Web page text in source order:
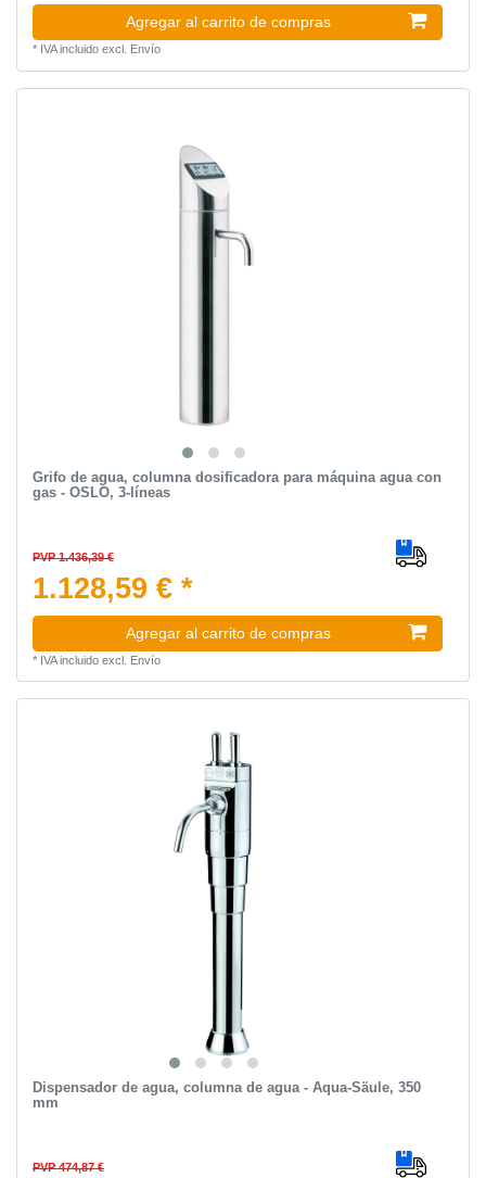
Agregar al carrito de compras
* IVA incluidoexcl. Envío
Grifo de agua, columna dosificadora para máquina agua con
gas - OSLO, 3-líneas
PVP 1.436,39 €
1.128,59 € *
Agregar al carrito de compras
* IVA incluidoexcl. Envío
Dispensador de agua, columna de agua - Aqua-Säule, 350
mm
PVP 474,87 €